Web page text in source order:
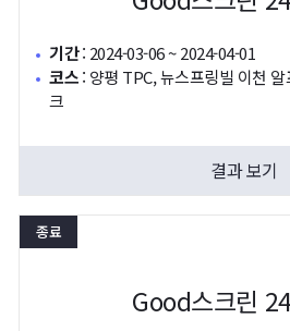
기간: 2024-03-06 ~ 2024-04-01
코스: 양평 TPC, 뉴스프링빌 이천
크
결과 보기
종료
Good스크린